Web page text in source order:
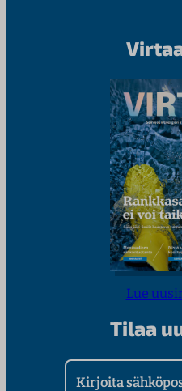
Lue
Tilaa
Kirjoita